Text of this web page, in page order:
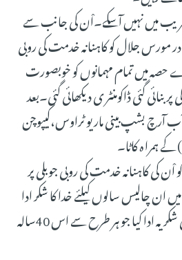
میں نہیں آسکے۔اْن کی جانب سے
مورس جلال کو کاہنانہ خدمت کی روبی
حصہ میں تمام مہمانوں کو خوبصورت
گئی ڈاکومنٹر ی دیکھائی گئی۔بعد
آرچ بشپ بینی ماریو ٹراوس،کیپوچن
ہمرا ہ کاٹا۔
کی کاہنانہ خدمت کی روبی جوبلی پر
چالیس سالوں کیلئے خدا کا شکر ادا
کرتا ہوں۔انہوں نے تمام بشپ صاحبان، کاہنوں،راہبانہ گھرانوں مناد صاحبان کا بھی شکریہ ادا کیا جو ہر طرح سے اس 40سالہ